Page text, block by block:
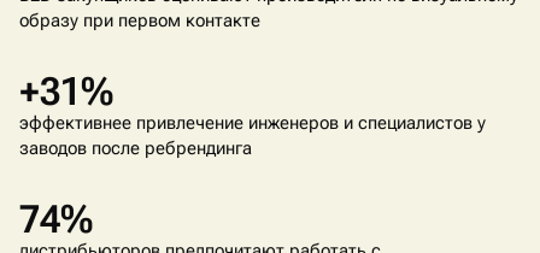
образу при первом контакте
+31%
эффективнее привлечение инженеров и специалистов у
заводов после ребрендинга
74%